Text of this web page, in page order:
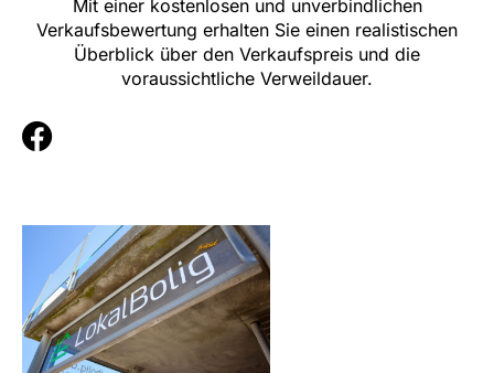
Mit einer kostenlosen und unverbindlichen
Verkaufsbewertung erhalten Sie einen realistischen
Überblick über den Verkaufspreis und die
voraussichtliche Verweildauer.
F
e
b
o
o
k